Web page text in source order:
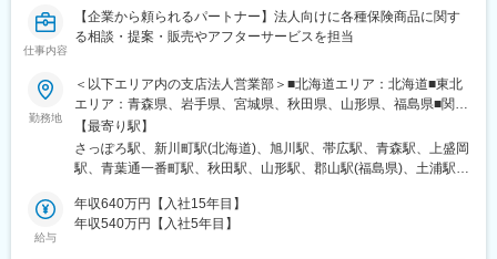
駅、島ノ関駅、水口石橋駅、一乗寺駅、宇治駅(奈良線)、野田阪神
駅、和泉大宮駅、ＪＲ河内永和駅、みなと元町駅、さくら夙川
駅前駅、後免中町駅、東新木駅、甘木駅(甘木鉄道線)、長崎駅前
駅、島原船津駅、原爆資料館駅、佐世保中央駅、人吉駅、奥武山
公園駅、ひばりが丘駅(北海道)、千歳町駅(北海道)、函館アリーナ
前駅、あおば通駅、峰駅、上野駅、堀切駅、荒川二丁目駅、立川
南駅、柴崎駅、高島町駅、電鉄富山駅・エスタ前駅、南富山駅前
駅、海老江駅、ＪＲ俊徳道駅、花隈駅、尾道駅、高知橋駅、後免
駅、鹿児駅、桜町駅(長崎県)、浦上駅前駅、佐世保駅
橋駅、成田駅、前橋駅、西松本駅、権堂駅、伏見駅(愛知県)、豊橋
駅、岐阜駅、近鉄四日市駅、新浜松駅、新静岡駅、北鉄金沢駅、
宮之阪駅、烏丸駅、上栄町駅、畝傍駅、元町駅(兵庫県)、姫路駅、
山陽明石駅、新西大寺町筋駅、倉敷駅、縮景園前駅、高松駅(香川
県)、眉山ロープウェイ山麓駅、本町一丁目駅、高知城前駅、中洲
川端駅、小倉駅(福岡県)、めがね橋駅、佐世保中央駅、通町筋駅、
高見馬場駅、狸小路駅、あおば通駅、新橋駅、都庁前駅、日本橋
駅(東京都)、向原駅(東京都)、立川南駅、東海神駅、久屋大通駅、
駅前駅、第一通り駅、日吉町駅、新富町駅(富山県)、七ツ屋駅、宿
院駅、大江橋駅、大阪城公園駅、四条駅(京都市営)、島ノ関駅、八
木西口駅、三宮・花時計前駅、山陽姫路駅、西新町駅、東中央町
仕事内容
【企業から頼られるパートナー】法人向けに各種保険商品に関す
る相談・提案・販売やアフターサービスを担当
勤務地
＜以下エリア内の支店法人営業部＞■北海道エリア：北海道■東北
エリア：青森県、岩手県、宮城県、秋田県、山形県、福島県■関東
エリア：茨城県、栃木県、群馬県、埼玉県、千葉県■東京エリア：
東京都■南関東エリア：神奈川県、山梨県■信越エリア：新潟県、
長野県■北陸エリア：富山県、石川県、福井県■東海エリア：岐阜
府、兵庫県、奈良県、和歌山県■中国エリア：岡山県、広島県、山
口県、鳥取県、島根県■四国エリア：徳島県、香川県、愛媛県、高
【最寄り駅】
さっぽろ駅、新川町駅(北海道)、旭川駅、帯広駅、青森駅、上盛岡
駅、青葉通一番町駅、秋田駅、山形駅、郡山駅(福島県)、土浦駅、
中央駅、柏駅、南船橋駅、日本大通り駅、八丁畷駅、藤沢駅、海
老名駅(相鉄・小田急)、甲府駅、神谷町駅、西新宿駅、入谷駅(東
給与
年収640万円【入社15年目】
年収540万円【入社5年目】